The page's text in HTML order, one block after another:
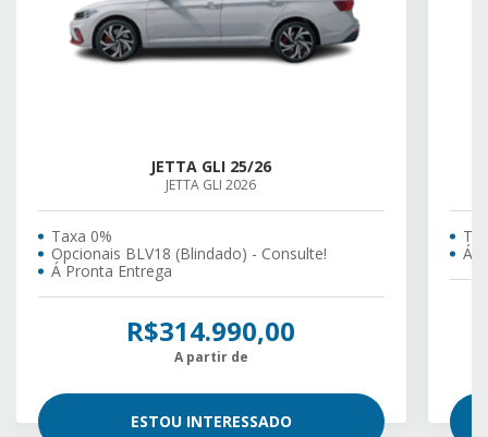
JETTA GLI 25/26
JETTA GLI 2026
Taxa 0%
Opcionais BLV18 (Blindado) - Consulte!
Á Pronta Entrega
R$314.990,00
A partir de
ESTOU INTERESSADO
Á